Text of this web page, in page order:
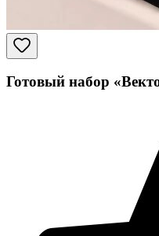
Готовый набор